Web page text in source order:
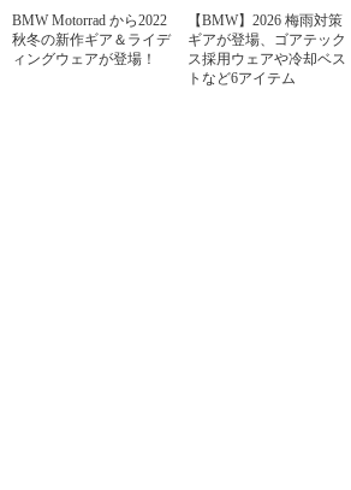
BMW Motorrad から2022
秋冬の新作ギア＆ライデ
ィングウェアが登場！
【BMW】2026 梅雨対策
ギアが登場、ゴアテック
ス採用ウェアや冷却ベス
トなど6アイテム